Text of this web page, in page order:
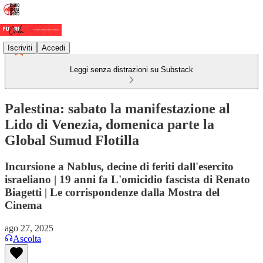
Iscriviti Accedi
Leggi senza distrazioni su Substack
Palestina: sabato la manifestazione al
Lido di Venezia, domenica parte la
Global Sumud Flotilla
Incursione a Nablus, decine di feriti dall'esercito
israeliano | 19 anni fa L'omicidio fascista di Renato
Biagetti | Le corrispondenze dalla Mostra del
Cinema
ago 27, 2025
Ascolta